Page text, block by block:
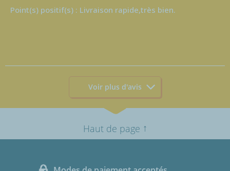
Point(s) positif(s) : Livraison rapide,très bien.
Voir plus d'avis
Haut de page ↑